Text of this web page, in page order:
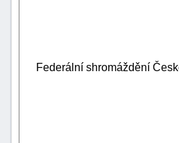
Federální shromáždění